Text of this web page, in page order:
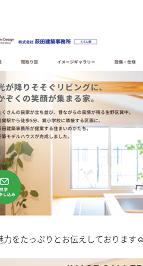
力をたっぷりとお伝えしておりま